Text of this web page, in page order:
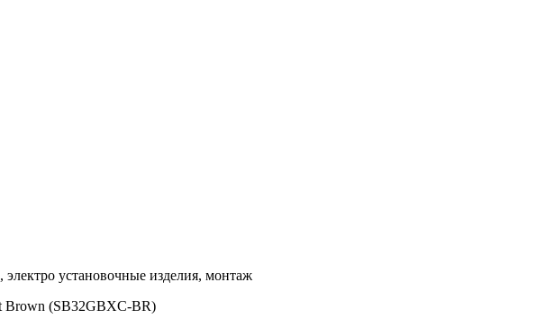
установочные изделия, монтаж
Brown (SB32GBXC-BR)